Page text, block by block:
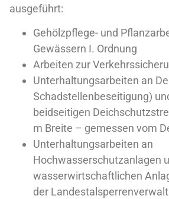
ausgeführt:
Gehölzpflege- und
Gewässern I. Ordnung
Arbeiten zur
Unterhaltungsarbeiten an
Schadstellenbeseitigung)
beidseitigen
m Breite – gemessen vom
Unterhaltungsarbeiten an
Hochwasserschutzanlagen
wasserwirtschaftlichen
der